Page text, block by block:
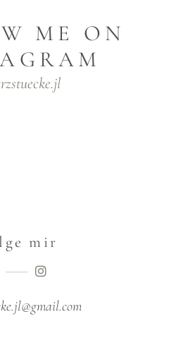
ME ON
mir